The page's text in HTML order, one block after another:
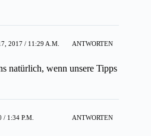
2017 / 11:29 A.M. ANTWORTEN
natürlich, wenn unsere Tipps
/ 1:34 P.M. ANTWORTEN